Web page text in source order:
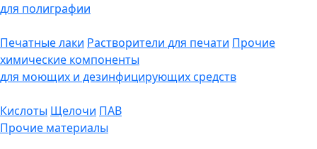
для полиграфии
Печатные лаки Растворители для печати Прочие
химические компоненты
для моющих и дезинфицирующих средств
Кислоты Щелочи ПАВ
Прочие материалы